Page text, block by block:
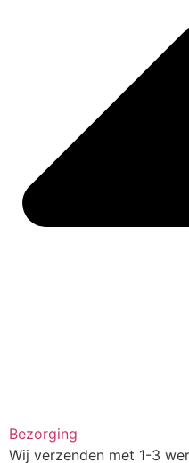
Bezorging
Wij verzenden met 1-3